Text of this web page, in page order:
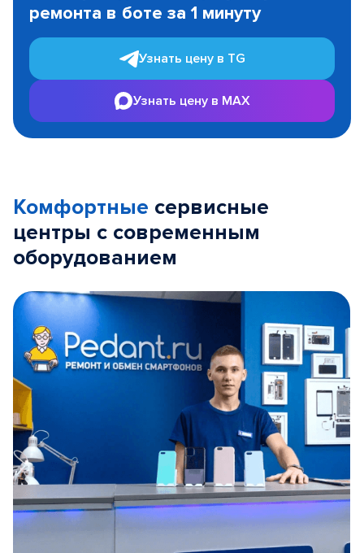
ремонта в боте за 1 минуту
Узнать цену в TG
Узнать цену в MAX
Комфортные сервисные
центры с современным
оборудованием